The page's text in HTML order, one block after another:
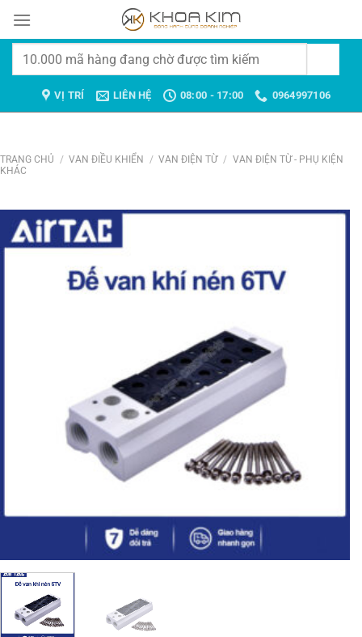
đến
Tìm
VỊ TRÍ LIÊN HỆ 08:00 - 17:00 0964997106
TRANG CHỦ / VAN ĐIỀU KHIỂN / VAN ĐIỆN TỪ / VAN ĐIỆN TỪ - PHỤ KIỆN
KHÁC